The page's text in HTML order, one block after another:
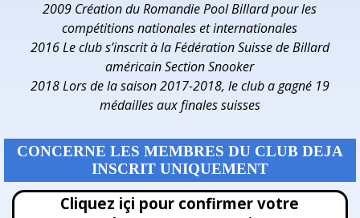
2009 Création du Romandie Pool Billard pour les
compétitions nationales et internationales
2016 Le club s’inscrit à la Fédération Suisse de Billard
américain Section Snooker
2018 Lors de la saison 2017-2018, le club a gagné 19
médailles aux finales suisses
CONCERNE LES MEMBRES DU CLUB DEJA
INSCRIT UNIQUEMENT
Cliquez içi pour confirmer votre